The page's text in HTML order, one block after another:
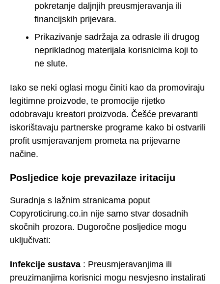
pokretanje daljnjih preusmjeravanja ili
financijskih prijevara.
Prikazivanje sadržaja za odrasle ili drugog
neprikladnog materijala korisnicima koji to
ne slute.
Iako se neki oglasi mogu činiti kao da promoviraju
legitimne proizvode, te promocije rijetko
odobravaju kreatori proizvoda. Češće prevaranti
iskorištavaju partnerske programe kako bi ostvarili
profit usmjeravanjem prometa na prijevarne
načine.
Posljedice koje prevazilaze iritaciju
Suradnja s lažnim stranicama poput
Copyroticirung.co.in nije samo stvar dosadnih
skočnih prozora. Dugoročne posljedice mogu
uključivati:
Infekcije sustava : Preusmjeravanjima ili
preuzimanjima korisnici mogu nesvjesno instalirati